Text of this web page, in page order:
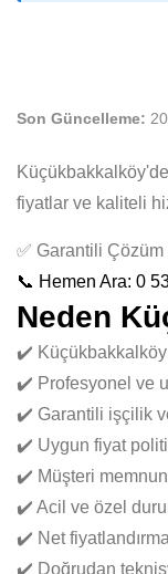
Son Güncelleme:
Küçükbakkalköy'de
fiyatlar ve kaliteli
✅ Garantili
📞 Hemen Ara: 0
Neden
✔️ Küçükbakkalköy
✔️ Profesyonel ve
✔️ Garantili işçilik
✔️ Uygun fiyat
✔️ Müşteri
✔️ Acil ve özel
✔️ Net fiyatlandırma
✔️ Doğrudan